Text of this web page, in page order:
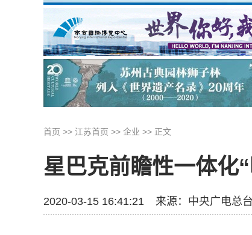
首页 >> 江苏首页 >> 企业 >> 正文
星巴克前瞻性一体化
2020-03-15 16:41:21 来源： 中央广电总